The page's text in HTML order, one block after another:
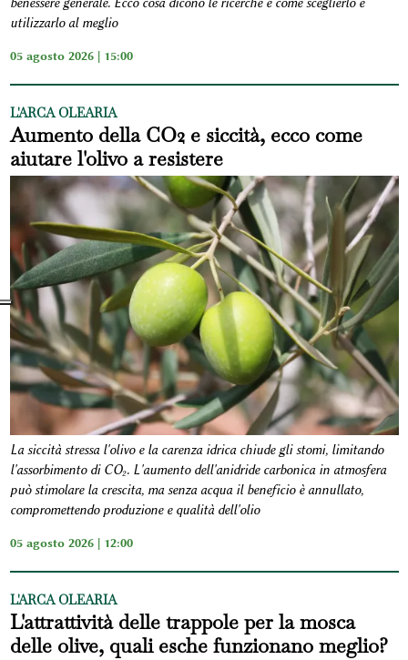
benessere generale. Ecco cosa dicono le ricerche e come sceglierlo e
utilizzarlo al meglio
05 agosto 2026 | 15:00
L'ARCA OLEARIA
Aumento della CO2 e siccità, ecco come
aiutare l'olivo a resistere
La siccità stressa l'olivo e la carenza idrica chiude gli stomi, limitando
l'assorbimento di CO₂. L'aumento dell'anidride carbonica in atmosfera
può stimolare la crescita, ma senza acqua il beneficio è annullato,
compromettendo produzione e qualità dell'olio
05 agosto 2026 | 12:00
L'ARCA OLEARIA
L'attrattività delle trappole per la mosca
delle olive, quali esche funzionano meglio?